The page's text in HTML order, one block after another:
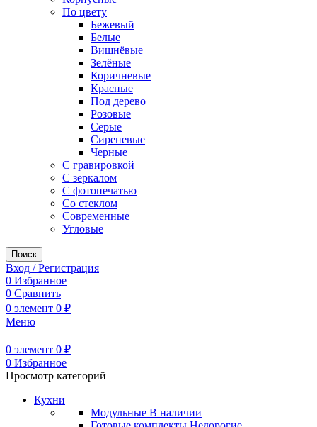
По цвету
Бежевый
Белые
Вишнёвые
Зелёные
Коричневые
Красные
Под дерево
Розовые
Серые
Сиреневые
Черные
С гравировкой
С зеркалом
С фотопечатью
Со стеклом
Современные
Угловые
Поиск
Вход / Регистрация
0 Избранное
0 Сравнить
0 элемент 0 ₽
Меню
0 элемент 0 ₽
0 Избранное
Просмотр категорий
Кухни
Модульные В наличии